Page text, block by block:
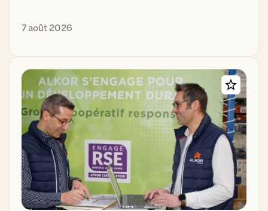
7 août 2026